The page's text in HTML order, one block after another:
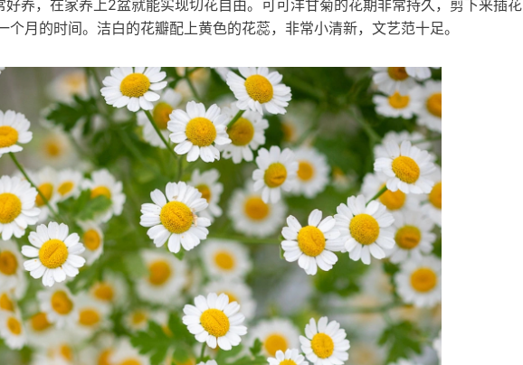
好养，在家养上2盆就能实现切花自由。可可洋甘菊的花期非常持久，剪下来插花
月的时间。洁白的花瓣配上黄色的花蕊，非常小清新，文艺范十足。